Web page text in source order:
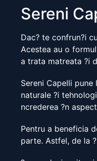
Sereni
Dac? te confrun?i
Acestea au o
a trata matreata ?i
Sereni Capelli
naturale ?i
ncrederea ?n
Pentru a beneficia
parte. Astfel, de la